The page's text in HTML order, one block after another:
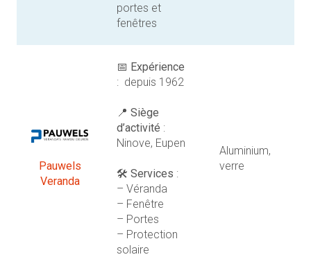
portes et
fenêtres
Pauwels
Veranda
📅 Expérience
: depuis 1962
📍 Siège
d’activité :
Ninove, Eupen
🛠️ Services :
– Véranda
– Fenêtre
– Portes
– Protection
solaire
Aluminium,
verre